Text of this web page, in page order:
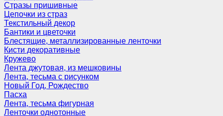
Стразы пришивные
Цепочки из страз
Текстильный декор
Бантики и цветочки
Блестящие, металлизированные ленточки
Кисти декоративные
Кружево
Лента джутовая, из мешковины
Лента, тесьма с рисунком
Новый Год, Рождество
Пасха
Лента, тесьма фигурная
Ленточки однотонные